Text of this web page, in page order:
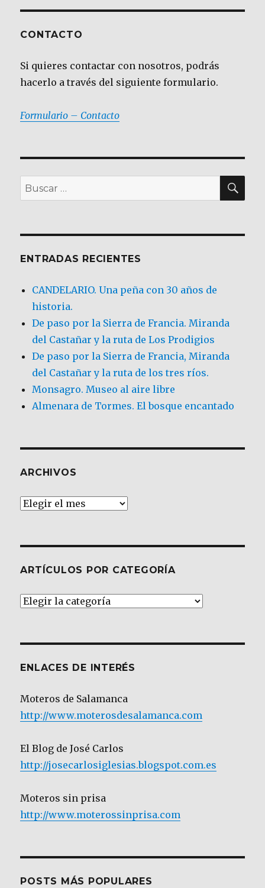
CONTACTO
Si quieres contactar con nosotros, podrás
hacerlo a través del siguiente formulario.
Formulario – Contacto
Buscar
por:
ENTRADAS RECIENTES
CANDELARIO. Una peña con 30 años de
historia.
De paso por la Sierra de Francia. Miranda
del Castañar y la ruta de Los Prodigios
De paso por la Sierra de Francia, Miranda
del Castañar y la ruta de los tres ríos.
Monsagro. Museo al aire libre
Almenara de Tormes. El bosque encantado
ARCHIVOS
Archivos
ARTÍCULOS POR CATEGORÍA
Artículos
ENLACES DE INTERÉS
Moteros de Salamanca
http://www.moterosdesalamanca.com
El Blog de José Carlos
http://josecarlosiglesias.blogspot.com.es
Moteros sin prisa
http://www.moterossinprisa.com
POSTS MÁS POPULARES